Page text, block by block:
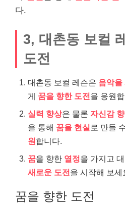
다.
3, 대촌동 보컬
도전
대촌동 보컬 레슨은 음악을
게 꿈을 향한 도전을 응원
실력 향상은 물론 자신감
을 통해 꿈을 현실 로 만들
원합니다.
꿈을 향한 열정을 가지고
새로운 도전을 시작해 보세
꿈을 향한 도전